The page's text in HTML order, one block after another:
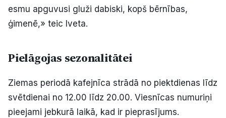
esmu apguvusi gluži dabiski, kopš bērnības,
ģimenē,» teic Iveta.
Pielāgojas sezonalitātei
Ziemas periodā kafejnīca strādā no piektdienas līdz
svētdienai no 12.00 līdz 20.00. Viesnīcas numuriņi
pieejami jebkurā laikā, kad ir pieprasījums.